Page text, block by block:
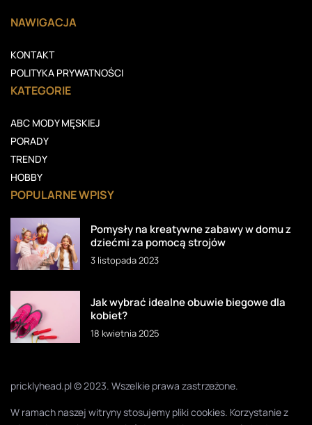
NAWIGACJA
KONTAKT
POLITYKA PRYWATNOŚCI
KATEGORIE
ABC MODY MĘSKIEJ
PORADY
TRENDY
HOBBY
POPULARNE WPISY
Pomysły na kreatywne zabawy w domu z
dziećmi za pomocą strojów
3 listopada 2023
Jak wybrać idealne obuwie biegowe dla
kobiet?
18 kwietnia 2025
pricklyhead.pl © 2023. Wszelkie prawa zastrzeżone.
W ramach naszej witryny stosujemy pliki cookies. Korzystanie z